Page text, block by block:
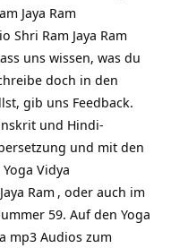
Jaya Ram
Shri Ram Jaya Ram
uns wissen, was du
doch in den
gib uns Feedback.
und Hindi-
und mit den
Vidya
Ram , oder auch im
59. Auf den Yoga
mp3 Audios zum